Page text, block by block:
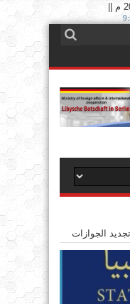
السبت 8 أغسطس 2026 م ||
الجوازات